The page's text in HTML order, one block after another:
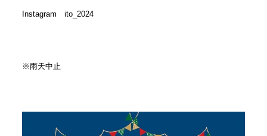
Instagram ito_2024
※雨天中止